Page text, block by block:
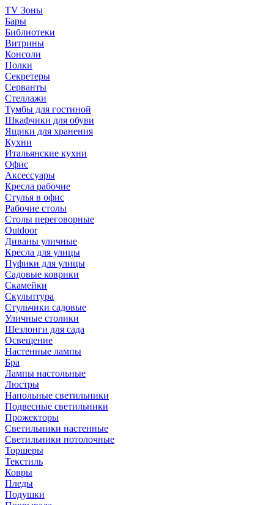
TV Зоны
Бары
Библиотеки
Витрины
Консоли
Полки
Секретеры
Серванты
Стеллажи
Тумбы для гостиной
Шкафчики для обуви
Ящики для хранения
Кухни
Итальянские кухни
Офис
Аксессуары
Кресла рабочие
Стулья в офис
Рабочие столы
Столы переговорные
Outdoor
Диваны уличные
Кресла для улицы
Пуфики для улицы
Садовые коврики
Скамейки
Скульптура
Стульчики садовые
Уличные столики
Шезлонги для сада
Освещение
Hастенные лампы
Бра
Лампы настольные
Люстры
Напольные светильники
Подвесные светильники
Прожекторы
Светильники настенные
Светильники потолочные
Торшеры
Текстиль
Ковры
Пледы
Подушки